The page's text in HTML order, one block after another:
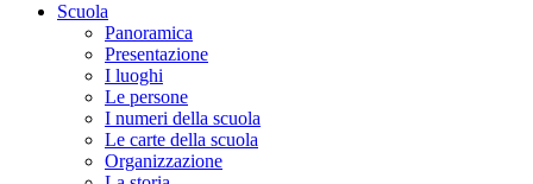
Scuola
Panoramica
Presentazione
I luoghi
Le persone
I numeri della scuola
Le carte della scuola
Organizzazione